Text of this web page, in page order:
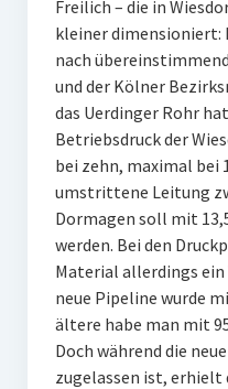
Freilich – die in
kleiner dimensioniert:
nach
und der Kölner
das Uerdinger Rohr
Betriebsdruck der
bei zehn, maximal bei
umstrittene Leitung
Dormagen soll mit
werden. Bei den
Material allerdings
neue Pipeline wurde
ältere habe man mit
Doch während die
zugelassen ist, erhielt